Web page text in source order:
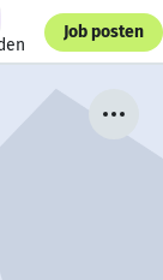
Job posten